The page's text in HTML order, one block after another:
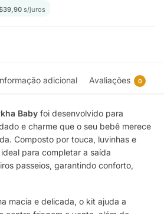
39,90 s/juros
adicional Avaliações 0
Baby foi desenvolvido para
e charme que o seu bebê merece
Composto por touca, luvinhas e
para completar a saída
passeios, garantindo conforto,
macia e delicada, o kit ajuda a